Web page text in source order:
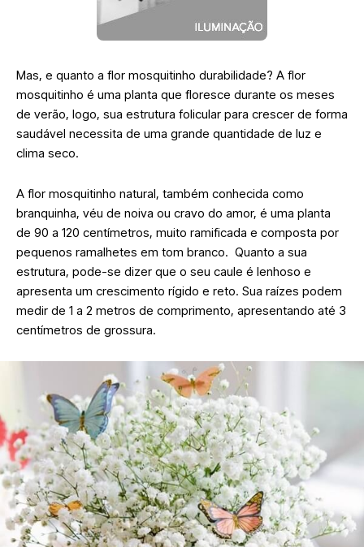
Mas, e quanto a flor mosquitinho durabilidade? A flor
mosquitinho é uma planta que floresce durante os meses
de verão, logo, sua estrutura folicular para crescer de forma
saudável necessita de uma grande quantidade de luz e
clima seco.
A flor mosquitinho natural, também conhecida como
branquinha, véu de noiva ou cravo do amor, é uma planta
de 90 a 120 centímetros, muito ramificada e composta por
pequenos ramalhetes em tom branco. Quanto a sua
estrutura, pode-se dizer que o seu caule é lenhoso e
apresenta um crescimento rígido e reto. Sua raízes podem
medir de 1 a 2 metros de comprimento, apresentando até 3
centímetros de grossura.